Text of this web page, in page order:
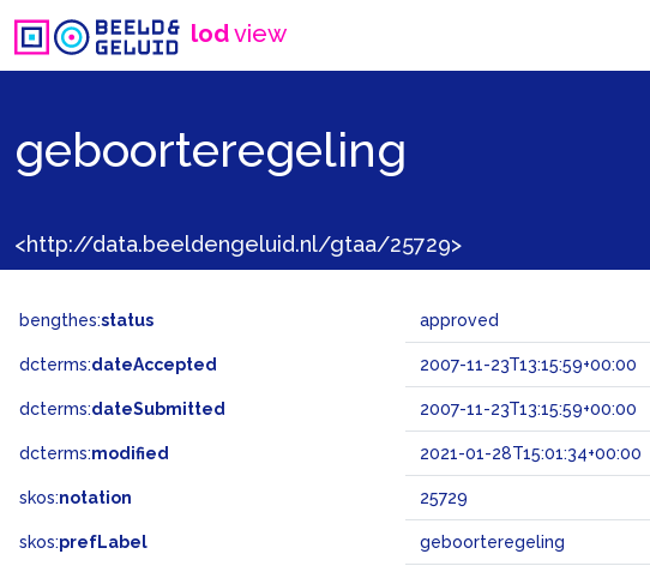
lodview
geboorteregeling
<http://data.beeldengeluid.nl/gtaa/25729>
bengthes:status approved
dcterms:dateAccepted 2007-11-23T13:15:59+00:00
dcterms:dateSubmitted 2007-11-23T13:15:59+00:00
dcterms:modified 2021-01-28T15:01:34+00:00
skos:notation 25729
skos:prefLabel geboorteregeling